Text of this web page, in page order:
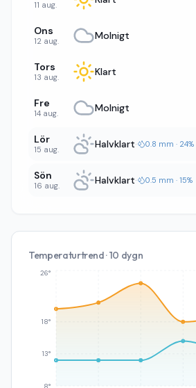
11 aug.
Ons
12 aug. Molnigt
Tors
13 aug. Klart
Fre
14 aug. Molnigt
Lör
15 aug. Halvklart· 0.8 mm · 24%
Sön
16 aug. Halvklart· 0.5 mm · 15%
Temperaturtrend · 10 dygn
8°
13°
18°
26°